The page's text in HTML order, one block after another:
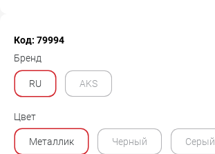
Код: 79994
Бренд
RU AKS
Цвет
Металлик Черный Серый